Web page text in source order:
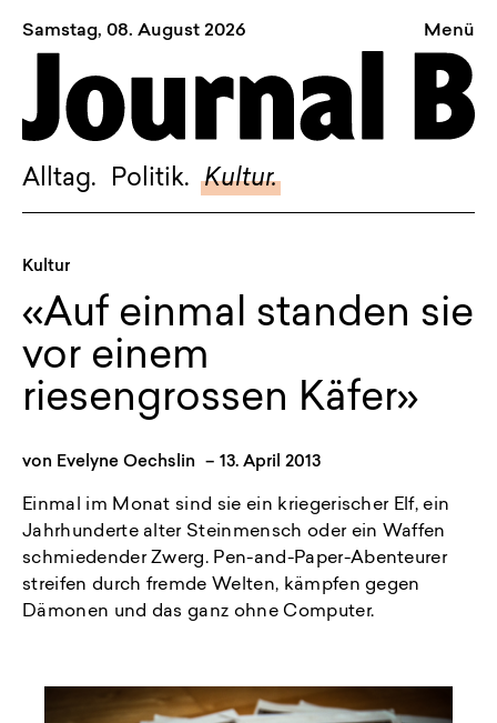
Samstag, 08. August 2026
Alltag. Politik. Kultur.
Menü
Sagt, was Bern bewegt
Alltag.
Politik.
Kultur.
Dossier.
Suche.
Kultur
«Auf einmal standen sie
vor einem
riesengrossen Käfer»
von Evelyne Oechslin – 13. April 2013
Einmal im Monat sind sie ein kriegerischer Elf, ein
Jahrhunderte alter Steinmensch oder ein Waffen
schmiedender Zwerg. Pen-and-Paper-Abenteurer
streifen durch fremde Welten, kämpfen gegen
Dämonen und das ganz ohne Computer.